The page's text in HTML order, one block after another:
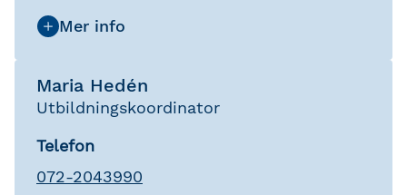
Maria Hedén
Utbildningskoordinator
Telefon
072-2043990